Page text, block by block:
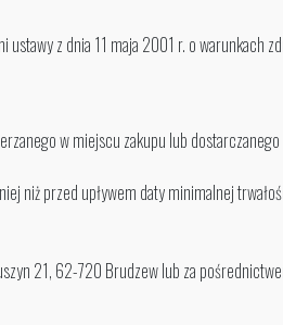
z dnia 11 maja 2001 r. o warunkach
w miejscu zakupu lub
niż przed upływem daty minimalnej
21, 62-720 Brudzew lub za